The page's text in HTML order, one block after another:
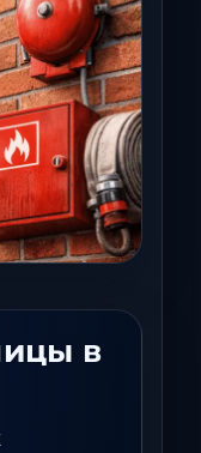
Пятигорск
Ростов-на-Дону
Севастополь
Симферополь
Сочи
Ставрополь
Таганрог
Феодосия
Элистав